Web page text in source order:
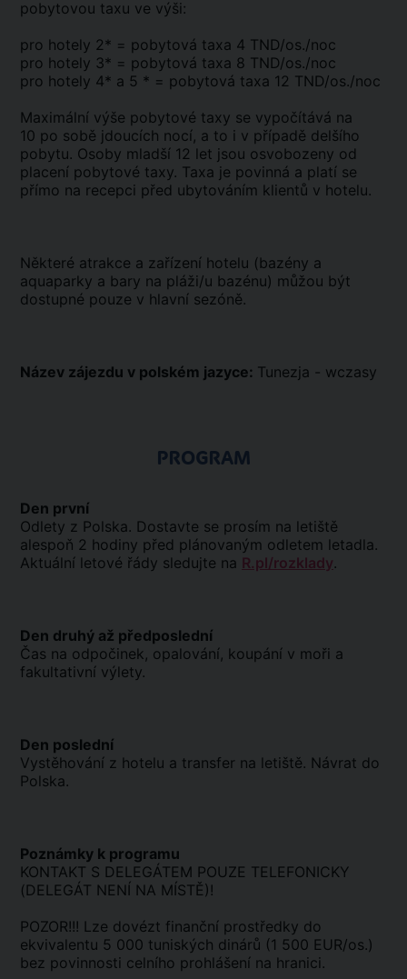
pobytovou taxu ve výši:
pro hotely 2* = pobytová taxa 4 TND/os./noc
pro hotely 3* = pobytová taxa 8 TND/os./noc
pro hotely 4* a 5 * = pobytová taxa 12 TND/os./noc
Maximální výše pobytové taxy se vypočítává na
10 po sobě jdoucích nocí, a to i v případě delšího
pobytu. Osoby mladší 12 let jsou osvobozeny od
placení pobytové taxy. Taxa je povinná a platí se
přímo na recepci před ubytováním klientů v hotelu.
Některé atrakce a zařízení hotelu (bazény a
aquaparky a bary na pláži/u bazénu) můžou být
dostupné pouze v hlavní sezóně.
Název zájezdu v polském jazyce: Tunezja - wczasy
PROGRAM
Den první
Odlety z Polska. Dostavte se prosím na letiště
alespoň 2 hodiny před plánovaným odletem letadla.
Aktuální letové řády sledujte na R.pl/rozklady.
Den druhý až předposlední
Čas na odpočinek, opalování, koupání v moři a
fakultativní výlety.
Den poslední
Vystěhování z hotelu a transfer na letiště. Návrat do
Polska.
Poznámky k programu
KONTAKT S DELEGÁTEM POUZE TELEFONICKY
(DELEGÁT NENÍ NA MÍSTĚ)!
POZOR!!! Lze dovézt finanční prostředky do
ekvivalentu 5 000 tuniských dinárů (1 500 EUR/os.)
bez povinnosti celního prohlášení na hranici.